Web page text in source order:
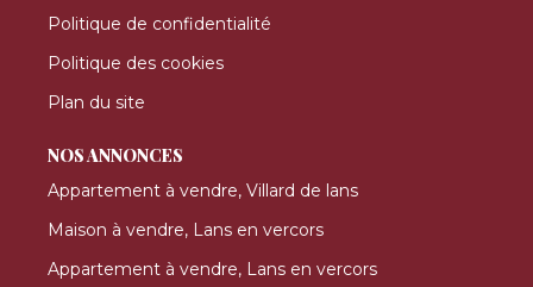
Politique de confidentialité
Politique des cookies
Plan du site
NOS ANNONCES
Appartement à vendre, Villard de lans
Maison à vendre, Lans en vercors
Appartement à vendre, Lans en vercors